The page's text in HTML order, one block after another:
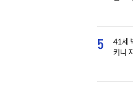
5
41세
키니